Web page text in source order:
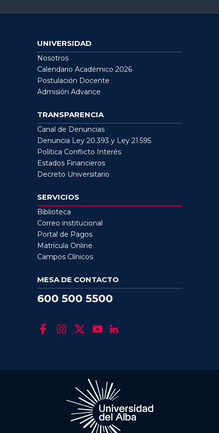
UNIVERSIDAD
Nosotros
Calendario Académico 2026
Postulación Docente
Admisión Advance
TRANSPARENCIA
Canal de Denuncias
Denuncia Ley 20.393 y Ley 21.595
Política Conflicto Interés
Estados Financieros
Decreto Universitario
SERVICIOS
Biblioteca
Correo institucional
Portal de Pagos
Matrícula Online
Campos Clínicos
MESA DE CONTACTO
600 500 5500